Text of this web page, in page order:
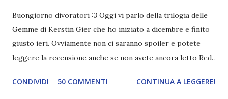
Buongiorno divoratori :3 Oggi vi parlo della trilogia delle
Gemme di Kerstin Gier che ho iniziato a dicembre e finito
giusto ieri. Ovviamente non ci saranno spoiler e potete
leggere la recensione anche se non avete ancora letto Red.
Green sono state delle letture molto piacevoli ma non
CONDIVIDI 50 COMMENTI CONTINUA A LEGGERE!